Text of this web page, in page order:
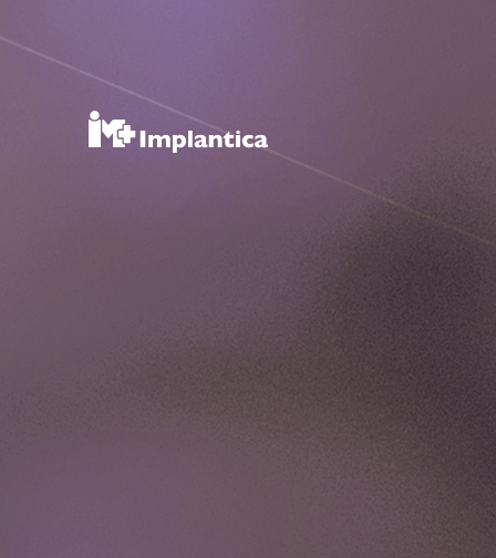
Media and events